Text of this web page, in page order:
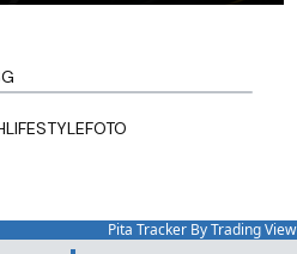
LIFESTYLEFOTO
Pita Tracker By Trading View